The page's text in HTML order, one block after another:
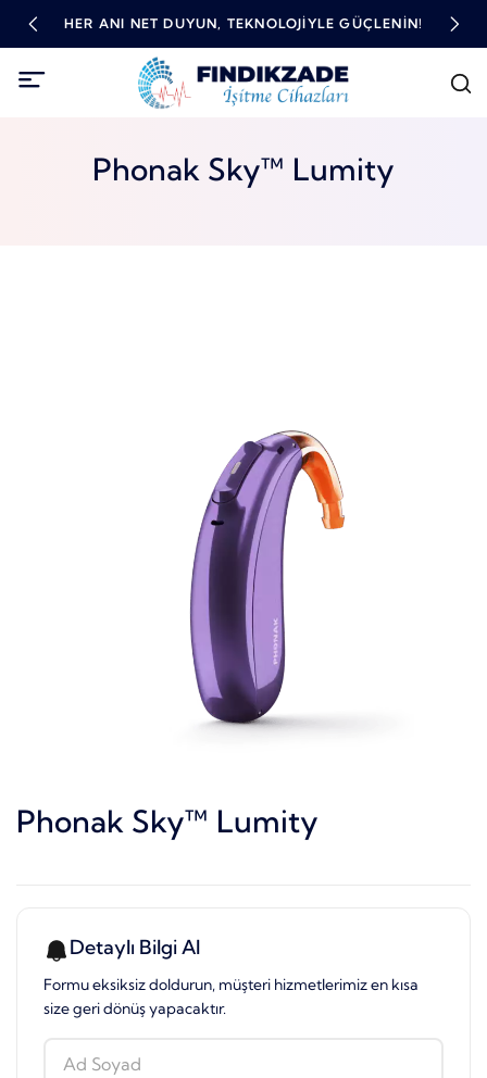
HER ANI NET DUYUN, TEKNOLOJIYLE GÜÇLENIN!
Phonak Sky™ Lumity
Phonak Sky™ Lumity
Detaylı Bilgi Al
Formu eksiksiz doldurun, müşteri hizmetlerimiz en kısa
size geri dönüş yapacaktır.